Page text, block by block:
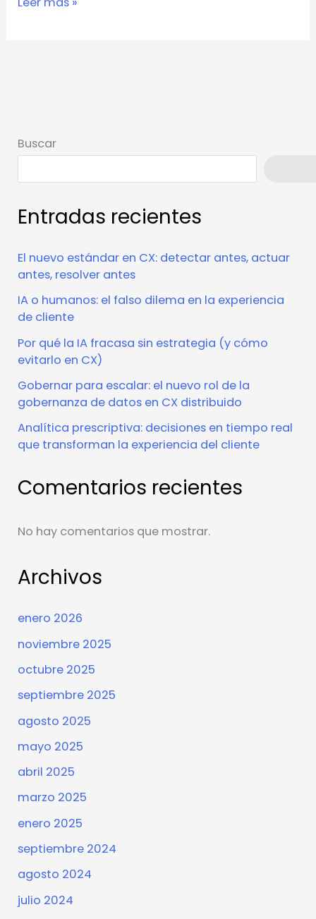
Buscar
Entradas recientes
El nuevo estándar en CX: detectar antes, actuar
antes, resolver antes
IA o humanos: el falso dilema en la experiencia
de cliente
Por qué la IA fracasa sin estrategia (y cómo
evitarlo en CX)
Gobernar para escalar: el nuevo rol de la
gobernanza de datos en CX distribuido
Analítica prescriptiva: decisiones en tiempo real
que transforman la experiencia del cliente
Comentarios recientes
No hay comentarios que mostrar.
Archivos
enero 2026
noviembre 2025
octubre 2025
septiembre 2025
agosto 2025
mayo 2025
abril 2025
marzo 2025
enero 2025
septiembre 2024
agosto 2024
julio 2024